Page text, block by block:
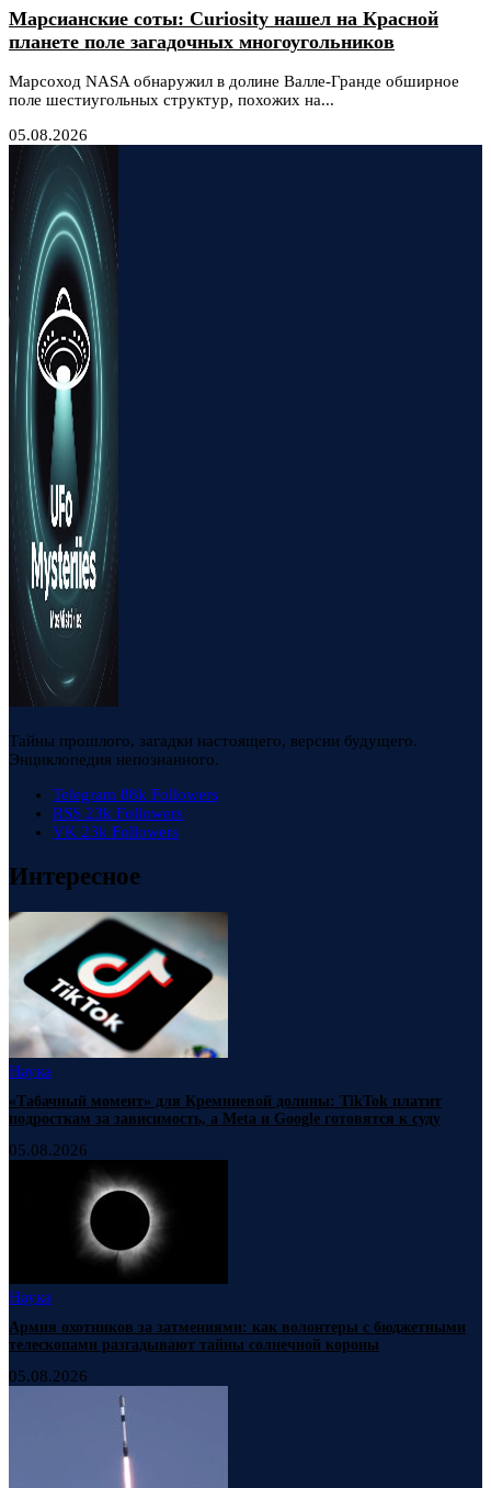
Марсианские соты: Curiosity нашел на Красной
планете поле загадочных многоугольников
Марсоход NASA обнаружил в долине Валле-Гранде обширное
поле шестиугольных структур, похожих на...
05.08.2026
Тайны прошлого, загадки настоящего, версии будущего.
Энциклопедия непознанного.
Telegram 88k Followers
RSS 23k Followers
VK 23k Followers
Интересное
Наука
«Табачный момент» для Кремниевой долины: TikTok платит
подросткам за зависимость, а Meta и Google готовятся к суду
05.08.2026
Наука
Армия охотников за затмениями: как волонтеры с бюджетными
телескопами разгадывают тайны солнечной короны
05.08.2026